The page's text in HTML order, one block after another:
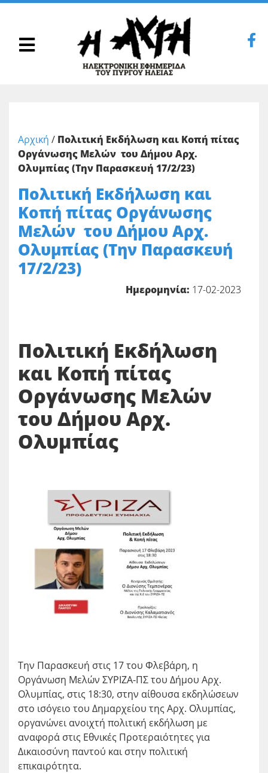
Αρχική / Πολιτική Εκδήλωση και Κοπή πίτας
Οργάνωσης Μελών του Δήμου Αρχ.
Ολυμπίας (Την Παρασκευή 17/2/23)
Πολιτική Εκδήλωση και
Κοπή πίτας Οργάνωσης
Μελών του Δήμου Αρχ.
Ολυμπίας (Την Παρασκευή
17/2/23)
Ημερομηνία: 17-02-2023
Πολιτική Εκδήλωση
και Κοπή πίτας
Οργάνωσης Μελών
του Δήμου Αρχ.
Ολυμπίας
Την Παρασκευή στις 17 του Φλεβάρη, η
Οργάνωση Μελών ΣΥΡΙΖΑ-ΠΣ του Δήμου Αρχ.
Ολυμπίας, στις 18:30, στην αίθουσα εκδηλώσεων
στο ισόγειο του Δημαρχείου της Αρχ. Ολυμπίας,
οργανώνει ανοιχτή πολιτική εκδήλωση με
αναφορά στις Εθνικές Προτεραιότητες για
Δικαιοσύνη παντού και στην πολιτική
επικαιρότητα.